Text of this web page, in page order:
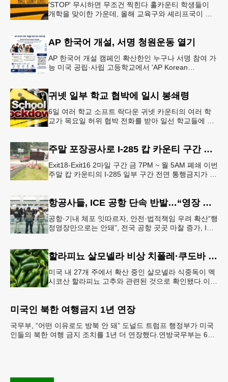
'STOP' 무시하면 무조건 찍힌다 홀카운티 학생들이
개학을 맞이한 가운데, 올해 교육구와 셰리프국이 학
AP 한국어 개설, 서명 청원운동 열기
AP 한국어 개설 캠페인 확산한인 누구나 서명 참여 가
능 미국 공립·사립 고등학교에서 'AP Korean
귀넷 일부 학교 협박에 일시 봉쇄령
6일 여러 학교 소프트 락다운 귀넷 카운티의 여러 학
교가 목요일 허위 협박 전화를 받아 일선 학교들에 일
주말 포장공사로 I-285 캅 카운티 구간 통행금지
Exit18-Exit16 2마일 구간 금 7PM ~ 월 5AM 폐쇄 이번
주말 캅 카운티의 I-285 일부 구간 전면 통행금지가 시
항공사들, ICE 공항 단속 반발…“영장 없인 협조 불가”
공항·기내 체포 잇따르자, 안전·법적책임 우려 확산“행
정영장만으로는 안돼”, 전국 공항 곳곳 마찰 증가, ICE
할라피뇨 살모넬라 비상 치폴레·쿠도바 긴급 회수
미국 내 27개 주에서 확산 중인 살모넬라 식중독이 멕
시코산 할라피뇨 고추와 관련된 것으로 확인됐다.이에
미국인 북한 여행금지 1년 연장
국무부, “어떤 이유로도 방북 안 돼” 도널드 트럼프 행정부가 미국
인들의 북한 여행 금지 조치를 1년 더 연장했다.연방국무부는 6일